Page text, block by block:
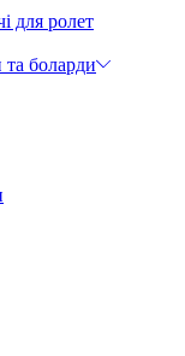
для ролет
боларди